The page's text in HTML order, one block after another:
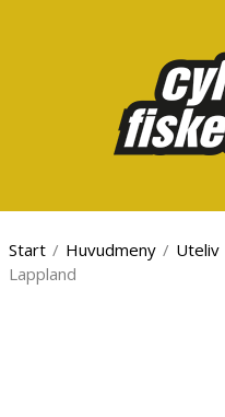
Start / Huvudmeny / Uteliv
Lappland